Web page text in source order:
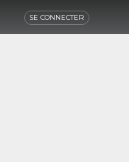
SE CONNECTER